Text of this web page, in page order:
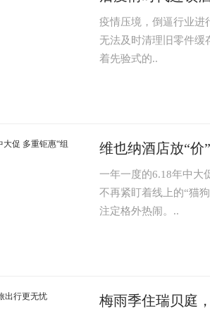
疫情压境，倒逼行业进
无法及时清理旧零件
着先验式的..
维也纳酒店放“价
一年一度的6.18年中大
不再紧盯着线上的“猫
注定格外热闹。..
梅雨季住瑞贝庭